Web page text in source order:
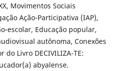
Movimentos Sociais
Ação-Participativa (IAP),
escolar, Educação popular,
autônoma, Conexões
Livro DECIVILIZA-TE:
abyalense.